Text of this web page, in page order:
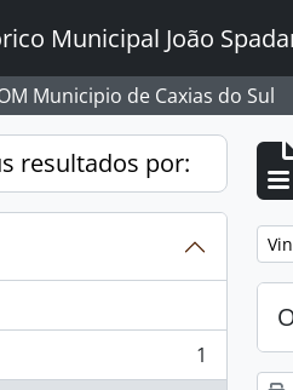
Municipal João
Municipio de Caxias do Sul
resultados por:
1